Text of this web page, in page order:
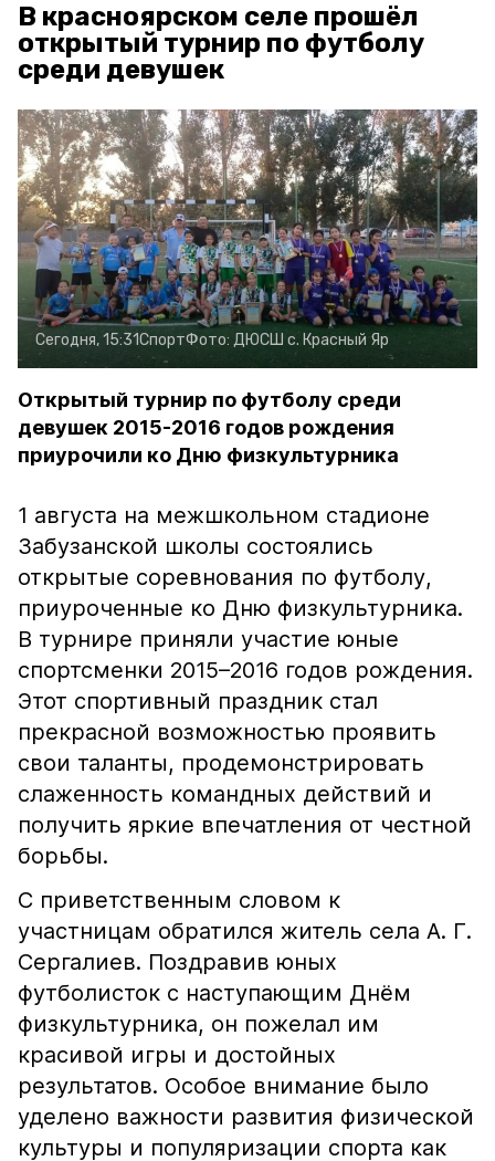
В красноярском селе прошёл
открытый турнир по футболу
среди девушек
Сегодня, 15:31СпортФото: ДЮСШ с. Красный Яр
Открытый турнир по футболу среди
девушек 2015-2016 годов рождения
приурочили ко Дню физкультурника
1 августа на межшкольном стадионе
Забузанской школы состоялись
открытые соревнования по футболу,
приуроченные ко Дню физкультурника.
В турнире приняли участие юные
спортсменки 2015–2016 годов рождения.
Этот спортивный праздник стал
прекрасной возможностью проявить
свои таланты, продемонстрировать
слаженность командных действий и
получить яркие впечатления от честной
борьбы.
С приветственным словом к
участницам обратился житель села А. Г.
Сергалиев. Поздравив юных
футболисток с наступающим Днём
физкультурника, он пожелал им
красивой игры и достойных
результатов. Особое внимание было
уделено важности развития физической
культуры и популяризации спорта как